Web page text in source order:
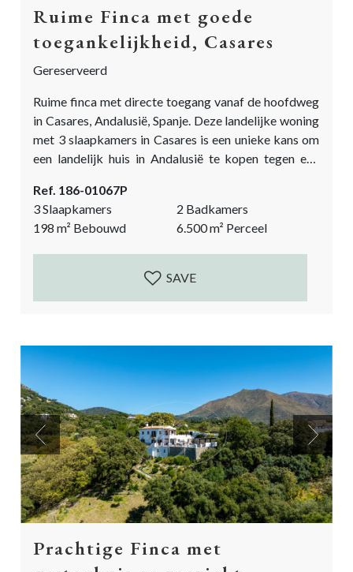
Ruime Finca met goede
toegankelijkheid, Casares
Gereserveerd
Ruime finca met directe toegang vanaf de hoofdweg
in Casares, Andalusië, Spanje. Deze landelijke woning
met 3 slaapkamers in Casares is een unieke kans om
een landelijk huis in Andalusië te kopen tegen een
worden om deze weer volledig up-to-date en
functioneel te maken. Er is een geschatte extra
investering van 100.000 euro nodig. En meer als men
het huis volledig wil...
Ref. 186-01067P
3 Slaapkamers
2 Badkamers
198m² Bebouwd 6.500m² Perceel
SAVE
Previous Next
Prachtige Finca met